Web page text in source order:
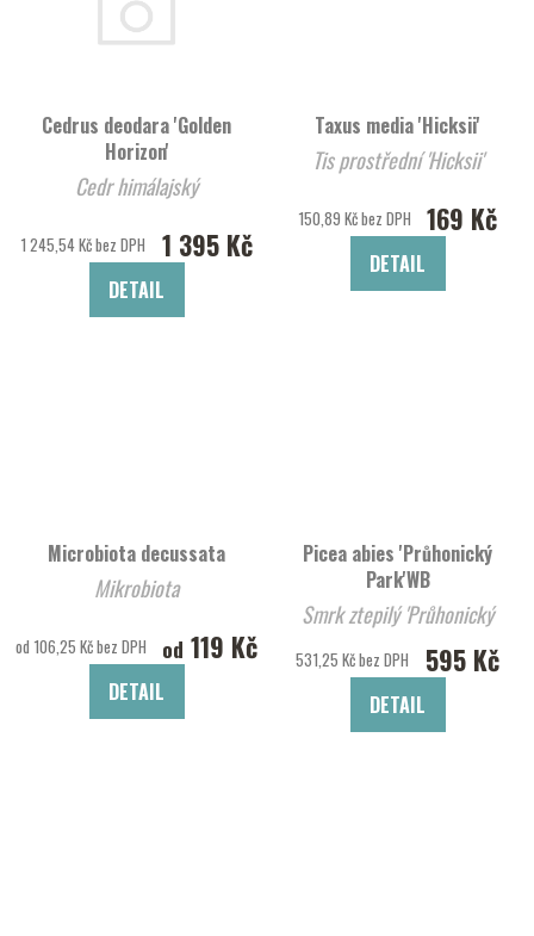
Cedrus deodara 'Golden
Horizon'
Cedr himálajský
1 245,54 Kč bez DPH 1 395 Kč
DETAIL
Taxus media 'Hicksii'
Tis prostřední 'Hicksii'
150,89 Kč bez DPH 169 Kč
DETAIL
Microbiota decussata
Mikrobiota
od 106,25 Kč bez DPH od 119 Kč
DETAIL
Picea abies 'Průhonický
Park'WB
Smrk ztepilý 'Průhonický
Park'WB
531,25 Kč bez DPH 595 Kč
DETAIL